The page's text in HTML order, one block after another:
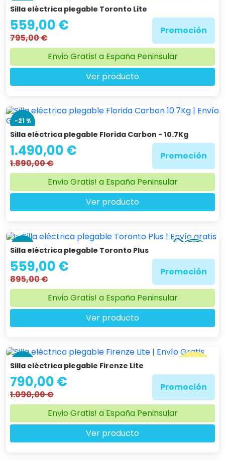
-30 %
Silla eléctrica plegable Toronto Lite
559,00 €
795,00 €
Promoción
Envio Gratis! a España Peninsular
Ver producto
-21 %
Silla eléctrica plegable Florida Carbon - 10.7Kg
1.490,00 €
1.890,00 €
Promoción
Envio Gratis! a España Peninsular
Ver producto
-38 %
Silla eléctrica plegable Toronto Plus
559,00 €
895,00 €
Promoción
Envio Gratis! a España Peninsular
Ver producto
-28 %
Silla eléctrica plegable Firenze Lite
790,00 €
1.090,00 €
Promoción
Envio Gratis! a España Peninsular
Ver producto